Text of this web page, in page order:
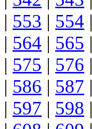
| 553 | 554 |
| 564 | 565 |
| 575 | 576 |
| 586 | 587 |
| 597 | 598 |